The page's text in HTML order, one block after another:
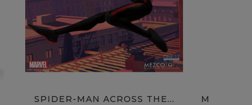
SPIDER-MAN ACROSS THE...